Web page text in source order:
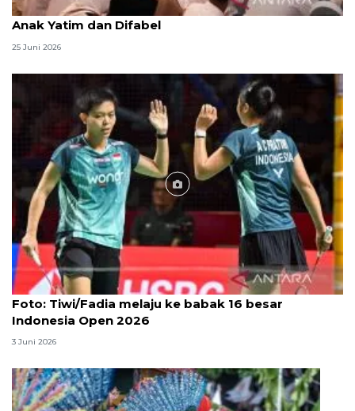
Menag jadikan setiap 10 Muharam sebagai Lebaran
Anak Yatim dan Difabel
25 Juni 2026
Foto
Foto: Tiwi/Fadia melaju ke babak 16 besar
Indonesia Open 2026
3 Juni 2026